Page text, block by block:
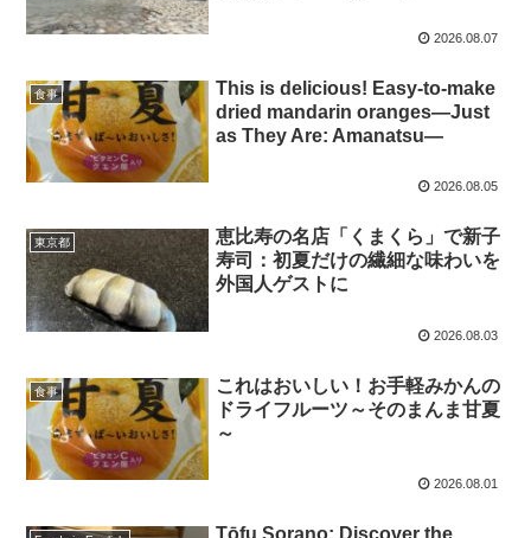
2026.08.07
食事
This is delicious! Easy-to-make
dried mandarin oranges—Just
as They Are: Amanatsu—
2026.08.05
東京都
恵比寿の名店「くまくら」で新子
寿司：初夏だけの繊細な味わいを
外国人ゲストに
2026.08.03
食事
これはおいしい！お手軽みかんの
ドライフルーツ～そのまんま甘夏
～
2026.08.01
Tōfu Sorano: Discover the